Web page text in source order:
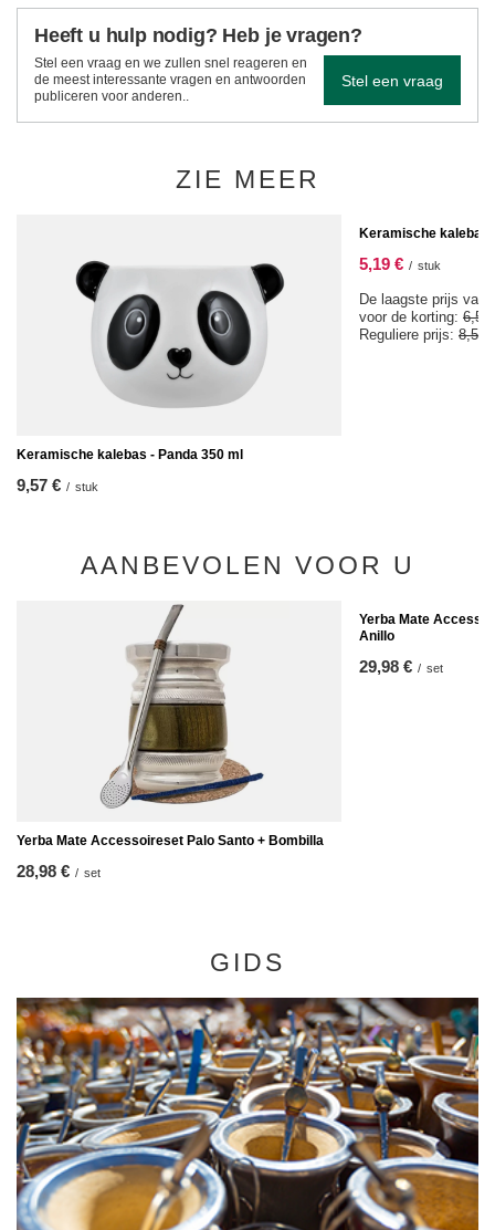
Heeft u hulp nodig? Heb je vragen?
Stel een vraag en we zullen snel reageren en
de meest interessante vragen en antwoorden
publiceren voor anderen..
Stel een vraag
ZIE MEER
Keramische kalebas - Panda 350 ml
9,57 € / stuk
Keramische kalebas
5,19 € / stuk
De laagste prijs van
voor de korting: 6,59
Reguliere prijs: 8,57
AANBEVOLEN VOOR U
Yerba Mate Accessoireset Palo Santo + Bombilla
28,98 € / set
Yerba Mate
Anillo
29,98 € / set
GIDS